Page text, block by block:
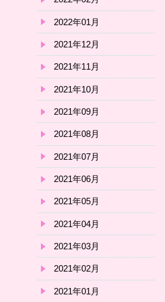
2022年01月
2021年12月
2021年11月
2021年10月
2021年09月
2021年08月
2021年07月
2021年06月
2021年05月
2021年04月
2021年03月
2021年02月
2021年01月